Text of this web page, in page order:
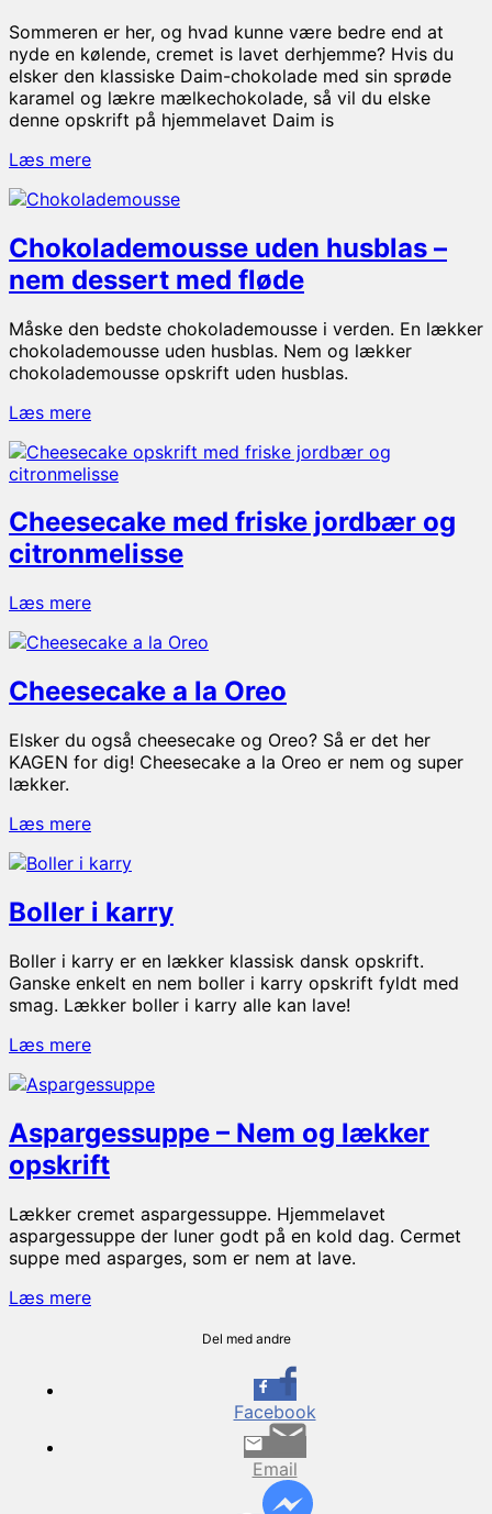
Sommeren er her, og hvad kunne være bedre end at
nyde en kølende, cremet is lavet derhjemme? Hvis du
elsker den klassiske Daim-chokolade med sin sprøde
karamel og lækre mælkechokolade, så vil du elske
denne opskrift på hjemmelavet Daim is
Læs mereDaim
–
hjemmelavet
Daim
is
Chokolademousse uden husblas –
nem dessert med fløde
Måske den bedste chokolademousse i verden. En lækker
chokolademousse uden husblas. Nem og lækker
chokolademousse opskrift uden husblas.
Læs mereChokolademousse
husblas
–
dessert
med
fløde
Cheesecake med friske jordbær og
citronmelisse
Læs mereCheesecake
friske
og
citronmelisse
Cheesecake a la Oreo
Elsker du også cheesecake og Oreo? Så er det her
KAGEN for dig! Cheesecake a la Oreo er nem og super
lækker.
Læs mereCheesecake
la
Boller i karry
Boller i karry er en lækker klassisk dansk opskrift.
Ganske enkelt en nem boller i karry opskrift fyldt med
smag. Lækker boller i karry alle kan lave!
Læs mereBoller
karry
Aspargessuppe – Nem og lækker
opskrift
Lækker cremet aspargessuppe. Hjemmelavet
aspargessuppe der luner godt på en kold dag. Cermet
suppe med asparges, som er nem at lave.
Læs mereAspargessuppe
Del med andre
Facebook
Email